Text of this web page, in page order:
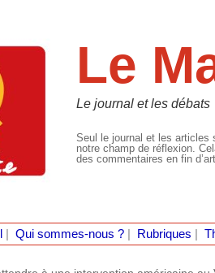
Le
Le journal et les débats
Seul le journal et les articles
notre champ de réflexion.
des commentaires en fin
Qui sommes-nous ?| Rubriques